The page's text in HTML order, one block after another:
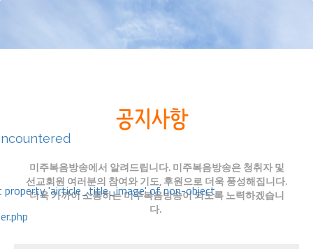
property 'airticle_title_image' of non-object
미주복음방송에서 알려드립니다. 미주복음방송은 청취자 및
선교회원 여러분의 참여와 기도, 후원으로 더욱 풍성해집니다.
더욱 가까이 소통하는 미주복음방송이 되도록 노력하겠습니
다.